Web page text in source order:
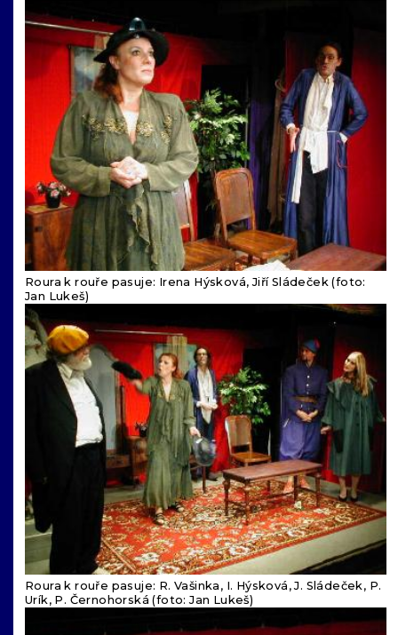
Roura k rouře pasuje: Irena Hýsková, Jiří Sládeček (foto:
Jan Lukeš)
Roura k rouře pasuje: R. Vašinka, I. Hýsková, J. Sládeček, P.
Urík, P. Černohorská (foto: Jan Lukeš)